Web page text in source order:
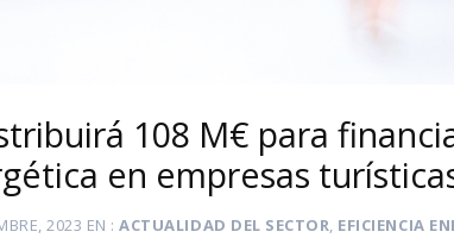
108 M€ para
en empresas
2023 EN ACTUALIDAD DEL SECTOR, EFICIENCIA